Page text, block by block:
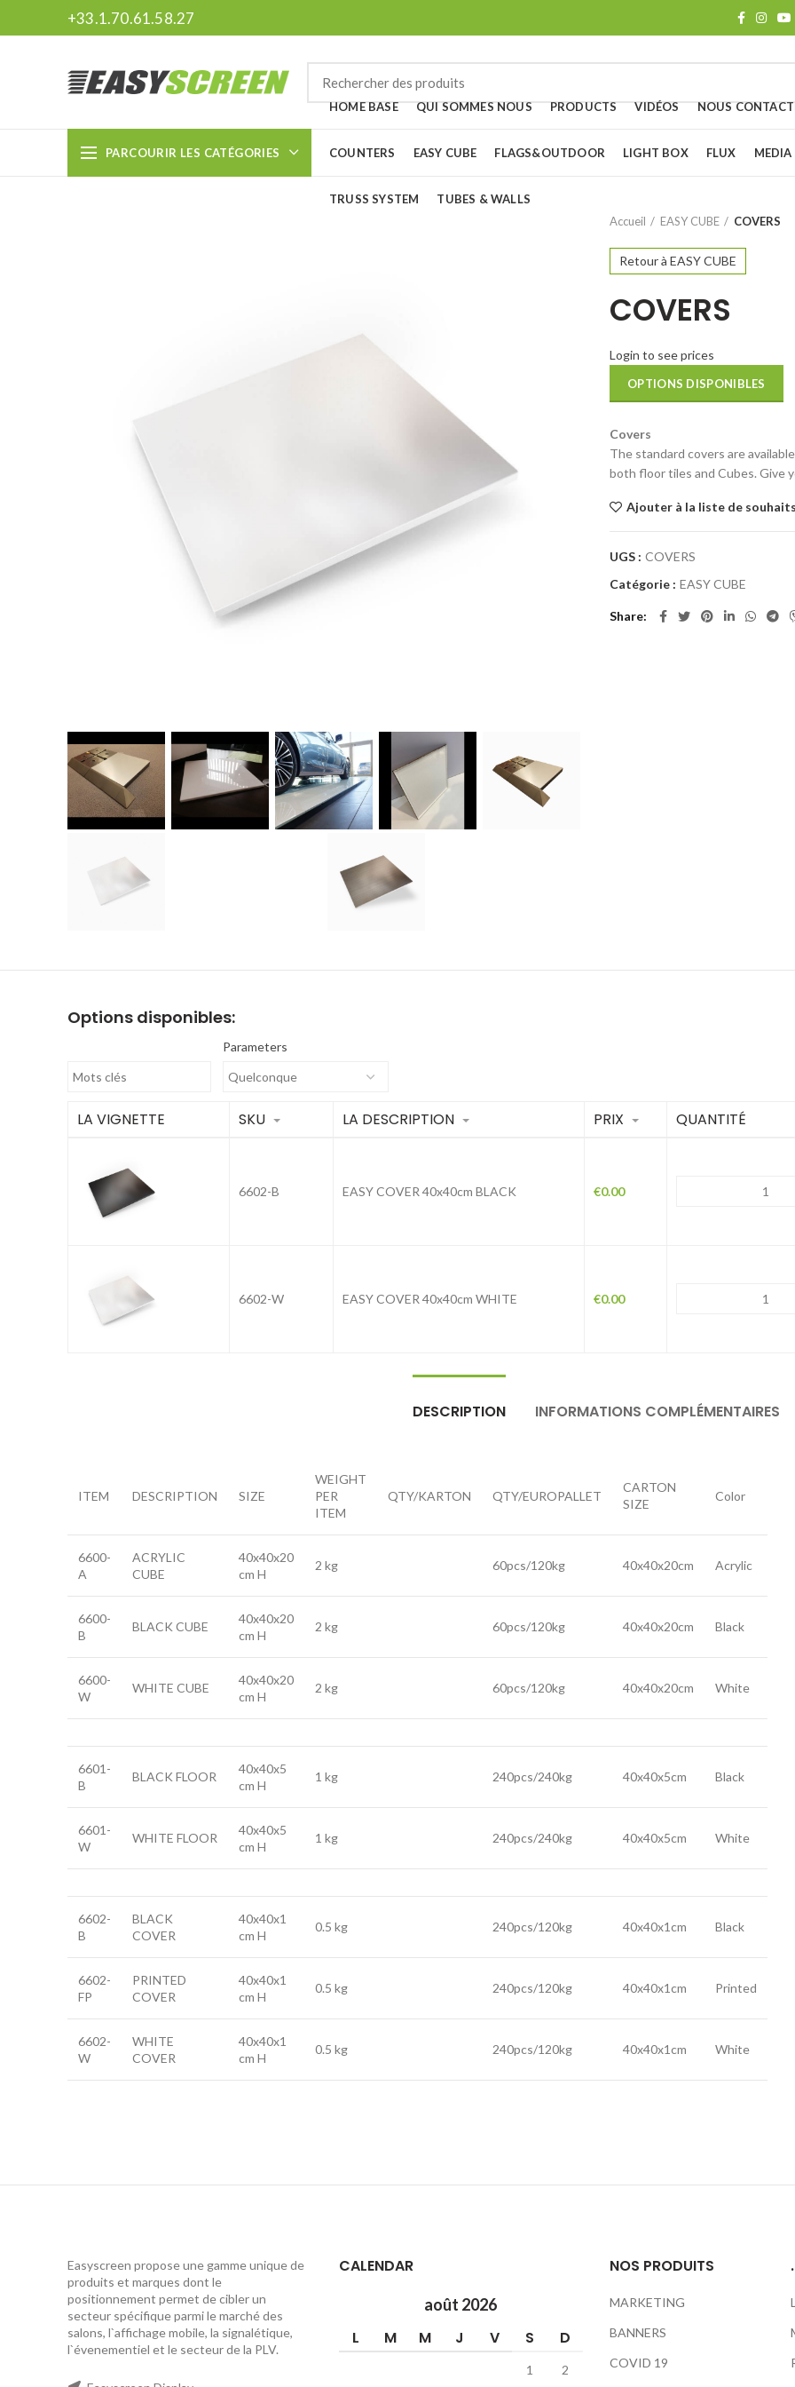
+33.1.70.61.58.27
PARCOURIR LES CATÉGORIES
HOME BASE QUI SOMMES NOUS PRODUCTS VIDÉOS NOUS
COUNTERS EASY CUBE FLAGS&OUTDOOR LIGHT BOX FLUX
TRUSS SYSTEM
TUBES & WALLS
Accueil
EASY CUBE COVERS
Retour à EASY CUBE
COVERS
Login to see prices
OPTIONS DISPONIBLES
Covers
The standard covers are
both floor tiles and Cubes. Give
Ajouter à la liste de souhaits
UGS : COVERS
Catégorie : EASY CUBE
Share
Options disponibles:
Parameters
LA VIGNETTE SKU LA DESCRIPTION PRIX QUANTITÉ
6602-B EASY COVER 40x40cm BLACK €0.00
6602-W EASY COVER 40x40cm WHITE €0.00
DESCRIPTION INFORMATIONS COMPLÉMENTAIRES
ITEM DESCRIPTION SIZE
WEIGHT
PER
ITEM
QTY/KARTON QTY/EUROPALLET
CARTON
SIZE
Color
6600-
A
ACRYLIC
CUBE
40x40x20
cm H
2 kg 60pcs/120kg 40x40x20cm Acrylic
6600-
B
BLACK CUBE
40x40x20
cm H
2 kg 60pcs/120kg 40x40x20cm Black
6600-
W
WHITE CUBE
40x40x20
cm H
2 kg 60pcs/120kg 40x40x20cm White
6601-
B
BLACK FLOOR
40x40x5
cm H
1 kg 240pcs/240kg 40x40x5cm Black
6601-
W
WHITE FLOOR
40x40x5
cm H
1 kg 240pcs/240kg 40x40x5cm White
6602-
B
BLACK
COVER
40x40x1
cm H
0.5 kg 240pcs/120kg 40x40x1cm Black
6602-
FP
PRINTED
COVER
40x40x1
cm H
0.5 kg 240pcs/120kg 40x40x1cm Printed
6602-
W
WHITE
COVER
40x40x1
cm H
0.5 kg 240pcs/120kg 40x40x1cm White
Easyscreen propose une gamme unique de
produits et marques dont le
positionnement permet de cibler un
secteur spécifique parmi le marché des
salons, l`affichage mobile, la signalétique,
l`évenementiel et le secteur de la PLV.
CALENDAR
août 2026
L M M J V S D
1 2
NOS PRODUITS
MARKETING
BANNERS
COVID 19
.